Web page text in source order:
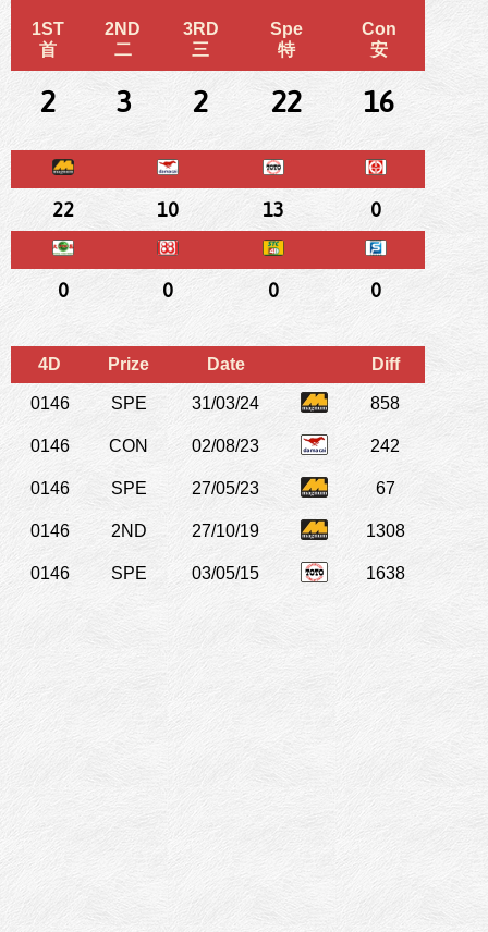
1ST
首
2ND
二
3RD
三
Spe
特
Con
安
2 3 2 22 16
22 10 13 0
0 0 0 0
4D Prize Date Diff
0146 SPE 31/03/24 858
0146 CON 02/08/23 242
0146 SPE 27/05/23 67
0146 2ND 27/10/19 1308
0146 SPE 03/05/15 1638